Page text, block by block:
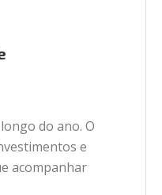
do ano. O
e
acompanhar